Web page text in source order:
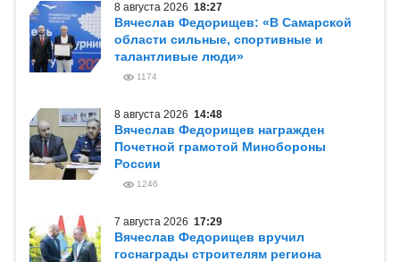
8 августа 2026 18:27
Вячеслав Федорищев: «В Самарской
области сильные, спортивные и
талантливые люди»
1174
8 августа 2026 14:48
Вячеслав Федорищев награжден
Почетной грамотой Минобороны
России
1246
7 августа 2026 17:29
Вячеслав Федорищев вручил
госнаграды строителям региона